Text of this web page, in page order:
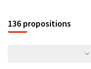
136 propositions